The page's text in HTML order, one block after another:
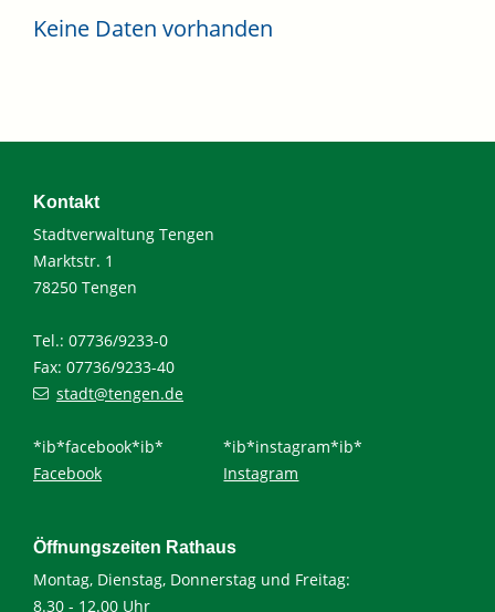
Keine Daten vorhanden
Kontakt
Stadtverwaltung Tengen
Marktstr. 1
78250 Tengen
Tel.: 07736/9233-0
Fax: 07736/9233-40
stadt@tengen.de
*ib*facebook*ib*
Facebook
*ib*instagram*ib*
Instagram
Öffnungszeiten Rathaus
Montag, Dienstag, Donnerstag und Freitag:
8.30 - 12.00 Uhr